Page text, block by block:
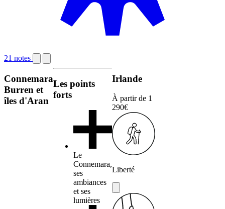
21 notes
Connemara
Burren et
îles d'Aran
Les points
forts
Le
Connemara,
ses
ambiances
et ses
lumières
Irlande
À partir de 1
290€
Liberté